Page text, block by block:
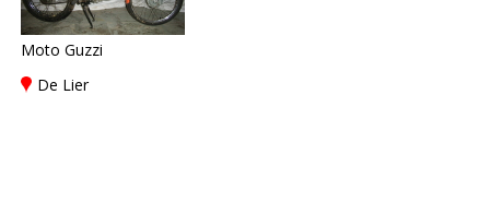
Moto Guzzi
De Lier